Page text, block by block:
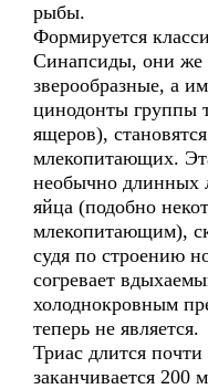
рыбы.
Формируется
Синапсиды, они
зверообразные, а
цинодонты группы
ящеров),
млекопитающих.
необычно длинных
яйца (подобно
млекопитающим),
судя по строению
согревает
холоднокровным
теперь не является.
Триас длится
заканчивается 200